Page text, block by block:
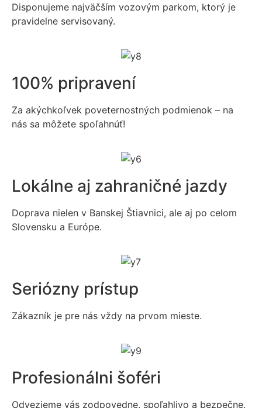
Disponujeme najväčším vozovým parkom, ktorý je
pravidelne servisovaný.
100% pripravení
Za akýchkoľvek poveternostných podmienok – na
nás sa môžete spoľahnúť!
Lokálne aj zahraničné jazdy
Doprava nielen v Banskej Štiavnici, ale aj po celom
Slovensku a Európe.
Seriózny prístup
Zákazník je pre nás vždy na prvom mieste.
Profesionálni šoféri
Odvezieme vás zodpovedne, spoľahlivo a bezpečne.